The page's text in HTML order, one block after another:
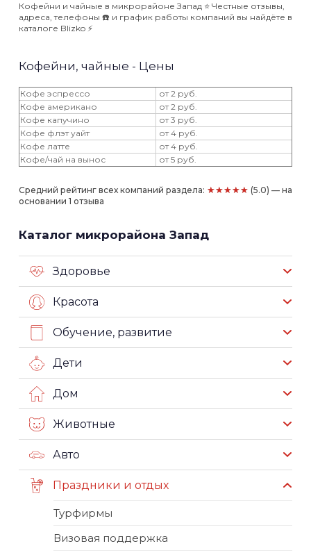
Кофейни и чайные в микрорайоне Запад ⭐️ Честные отзывы,
адреса, телефоны ☎️ и график работы компаний вы найдёте в
каталоге Blizko ⚡️
Кофейни, чайные - Цены
Кофе эспрессо
от 2 руб.
Кофе американо
от 2 руб.
Кофе капучино
от 3 руб.
Кофе флэт уайт
от 4 руб.
Кофе латте
от 4 руб.
Кофе/чай на вынос
от 5 руб.
Средний рейтинг всех компаний раздела: ★★★★★ (5.0) — на
основании 1 отзыва
Каталог микрорайона Запад
Здоровье
Красота
Обучение, развитие
Дети
Дом
Животные
Авто
Праздники и отдых
Турфирмы
Визовая поддержка